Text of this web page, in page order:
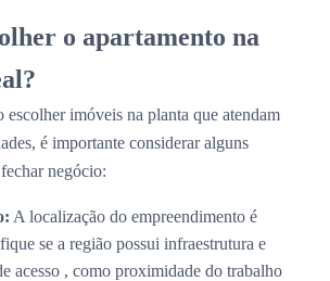
o apartamento na
escolher imóveis na planta que atendam
é importante considerar alguns
negócio:
A localização do empreendimento é
se a região possui infraestrutura e
acesso , como proximidade do trabalho